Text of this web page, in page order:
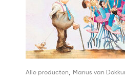
Alle producten, Marius van